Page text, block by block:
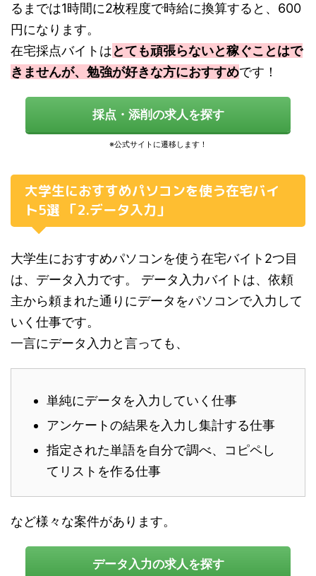
るまでは1時間に2枚程度で時給に換算すると、600
円になります。
在宅採点バイトはとても頑張らないと稼ぐことはで
きませんが、勉強が好きな方におすすめです！
採点・添削の求人を探す
大学生におすすめパソコンを使う在宅バイ
ト5選 「2.データ入力」
大学生におすすめパソコンを使う在宅バイト2つ目
は、データ入力です。 データ入力バイトは、依頼
主から頼まれた通りにデータをパソコンで入力して
いく仕事です。
一言にデータ入力と言っても、
単純にデータを入力していく仕事
アンケートの結果を入力し集計する仕事
指定された単語を自分で調べ、コピペし
てリストを作る仕事
など様々な案件があります。
データ入力の求人を探す